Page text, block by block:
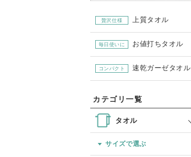
贅沢仕様 上質タオル
毎日使いに お値打ちタオル
コンパクト 速乾ガーゼタオル
カテゴリ一覧
タオル
サイズで選ぶ